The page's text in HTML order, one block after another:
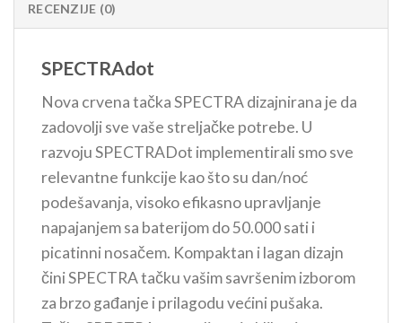
RECENZIJE (0)
SPECTRAdot
Nova crvena tačka SPECTRA dizajnirana je da
zadovolji sve vaše streljačke potrebe. U
razvoju SPECTRADot implementirali smo sve
relevantne funkcije kao što su dan/noć
podešavanja, visoko efikasno upravljanje
napajanjem sa baterijom do 50.000 sati i
picatinni nosačem. Kompaktan i lagan dizajn
čini SPECTRA tačku vašim savršenim izborom
za brzo gađanje i prilagodu većini pušaka.